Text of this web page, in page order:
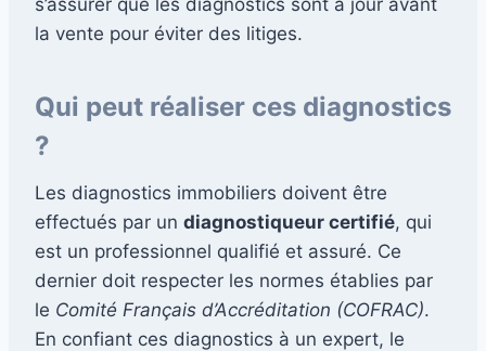
la vente pour éviter des litiges.
Qui peut réaliser ces diagnostics
?
Les diagnostics immobiliers doivent être
effectués par un diagnostiqueur certifié, qui
est un professionnel qualifié et assuré. Ce
dernier doit respecter les normes établies par
le Comité Français d’Accréditation (COFRAC).
En confiant ces diagnostics à un expert, le